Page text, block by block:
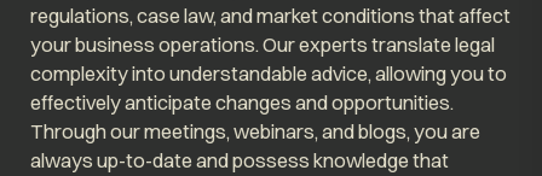
regulations, case law, and market conditions that affect
your business operations. Our experts translate legal
complexity into understandable advice, allowing you to
effectively anticipate changes and opportunities.
Through our meetings, webinars, and blogs, you are
always up-to-date and possess knowledge that